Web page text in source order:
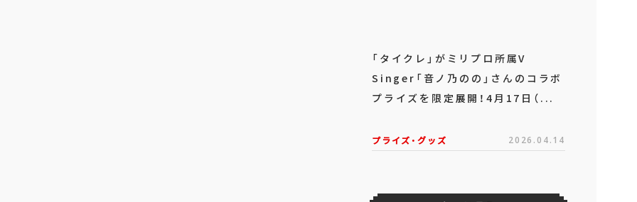
「タイクレ」がミリプロ所属V
Singer「音ノ乃のの」さんのコラボ
プライズを限定展開！4月17日（...
プライズ・グッズ 2026.04.14